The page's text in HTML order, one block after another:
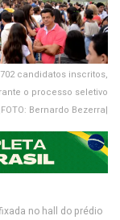
candidatos inscritos,
o processo seletivo
|FOTO: Bernardo Bezerra|
no hall do prédio